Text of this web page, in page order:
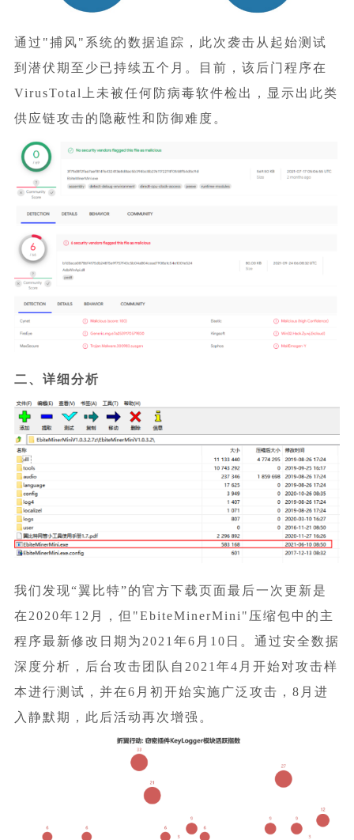
通过"捕风"系统的数据追踪，此次袭击从起始测试
到潜伏期至少已持续五个月。目前，该后门程序在
VirusTotal上未被任何防病毒软件检出，显示出此类
供应链攻击的隐蔽性和防御难度。
二、详细分析
我们发现“翼比特”的官方下载页面最后一次更新是
在2020年12月，但"EbiteMinerMini"压缩包中的主
程序最新修改日期为2021年6月10日。通过安全数据
深度分析，后台攻击团队自2021年4月开始对攻击样
本进行测试，并在6月初开始实施广泛攻击，8月进
入静默期，此后活动再次增强。